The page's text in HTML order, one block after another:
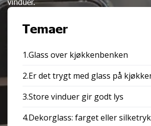
Temaer
1.Glass over kjøkkenbenken
2.Er det trygt med glass på
3.Store vinduer gir godt lys
4.Dekorglass: farget eller